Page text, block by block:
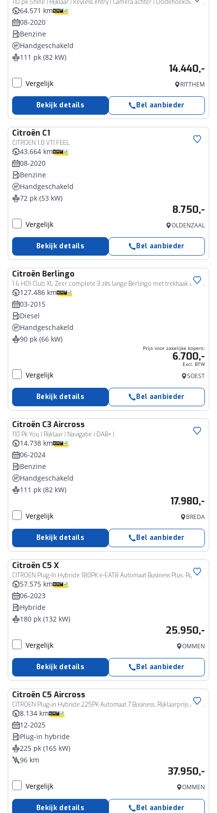
110 pk Shine | Rijklaar | Keyless entry | Camera achter | Dodehoekdetectie |
64.571 km
08-2020
Benzine
Handgeschakeld
111 pk (82 kW)
14.440,-
Vergelijk RITTHEM
Bekijk details Bel aanbieder
Citroën C1
CITROEN 1.0 VTI FEEL
43.664 km
08-2020
Benzine
Handgeschakeld
72 pk (53 kW)
8.750,-
Vergelijk OLDENZAAL
Bekijk details Bel aanbieder
Citroën Berlingo
1.6 HDI Club XL Zeer complete 3 zits lange Berlingo met trekhaak en airco
Bedrijfswagen
127.486 km
03-2015
Diesel
Handgeschakeld
90 pk (66 kW)
Prijs voor zakelijke kopers:
6.700,-
Excl. BTW
Vergelijk SOEST
Bekijk details Bel aanbieder
Citroën C3 Aircross
110 Pk You | Rijklaar | Navigatie | DAB+ |
14.738 km
06-2024
Benzine
Handgeschakeld
111 pk (82 kW)
17.980,-
Vergelijk BREDA
Bekijk details Bel aanbieder
Citroën C5 X
CITROEN Plug-In Hybride 180PK e-EAT8 Automaat Business Plus, Rijklaarprijs | Lederen bekleding | Navigatie | 360 Camera | Keyless Entry & Start
57.575 km
06-2023
Hybride
180 pk (132 kW)
25.950,-
Vergelijk OMMEN
Bekijk details Bel aanbieder
Citroën C5 Aircross
CITROEN Plug-in Hybride 225PK Automaat.7 Business, Rijklaarprijs | Adaptieve Cruise | 360 Camera | El. kofferklep
8.134 km
12-2025
Plug-in hybride
225 pk (165 kW)
96 km
37.950,-
Vergelijk OMMEN
Bekijk details Bel aanbieder